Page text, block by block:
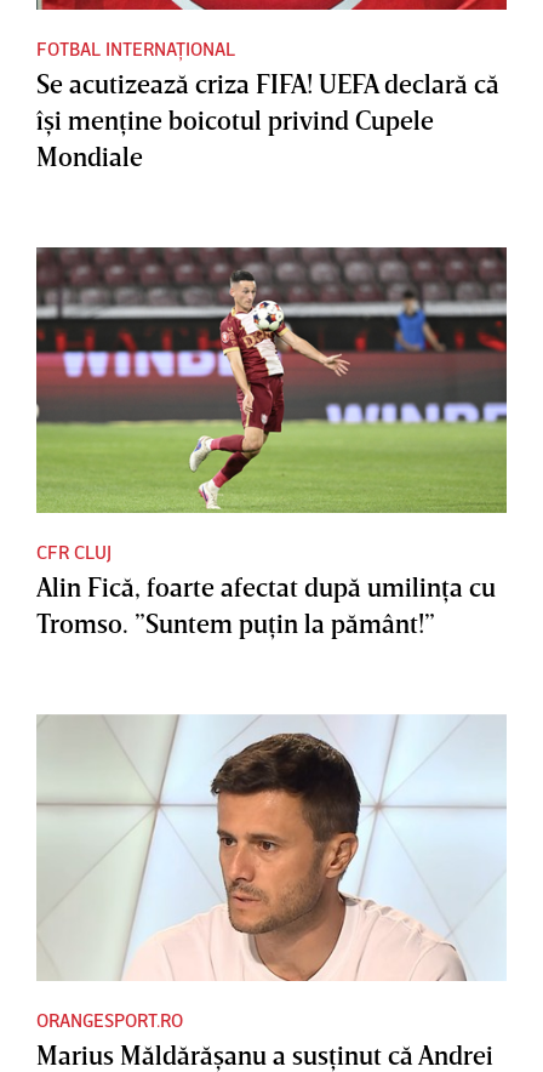
FOTBAL INTERNAȚIONAL
Se acutizează criza FIFA! UEFA declară că
îşi menţine boicotul privind Cupele
Mondiale
CFR CLUJ
Alin Fică, foarte afectat după umilinţa cu
Tromso. ”Suntem puţin la pământ!”
ORANGESPORT.RO
Marius Măldărăşanu a susţinut că Andrei